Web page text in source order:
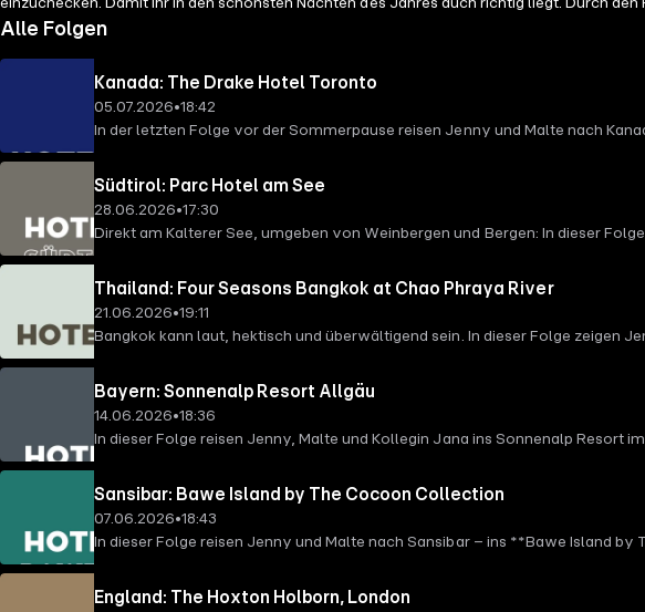
einzuchecken. Damit Ihr in den schönsten Nächten des Jahres auch richtig liegt. Durch
Moderator Jan Malte Andresen.
Alle Folgen
Kanada: The Drake Hotel Toronto
05.07.2026•18:42
In der letzten Folge vor der Sommerpause reisen Jenny und Malte nach
Südtirol: Parc Hotel am See
28.06.2026•17:30
Direkt am Kalterer See, umgeben von Weinbergen und Bergen: In dieser
Thailand: Four Seasons Bangkok at Chao Phraya River
21.06.2026•19:11
Bangkok kann laut, hektisch und überwältigend sein. In dieser Folge zeigen
Bayern: Sonnenalp Resort Allgäu
14.06.2026•18:36
In dieser Folge reisen Jenny, Malte und Kollegin Jana ins Sonnenalp Resort
Sansibar: Bawe Island by The Cocoon Collection
07.06.2026•18:43
In dieser Folge reisen Jenny und Malte nach Sansibar – ins **Bawe Island
England: The Hoxton Holborn, London